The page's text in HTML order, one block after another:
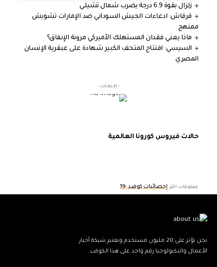
زلزال بقوة 6.9 درجة يضرب شمال تشيلي
قرقاش: ادعاءات الجيش السوداني ضد الإمارات تشويش
ممنهج
ماذا يعني فقدان المستهلك الأميركي مرونة الإنفاق؟
السيسي: افتتاح المتحف الكبير شهادة على عبقرية الإنسان
المصري
- الإعلانات -
حالات فيروس كورونا العالمية
معلومات اكثر:إحصائيات كوفيد -19
نحن نؤثر على 20 مليون مستخدم ونعتبر شبكة أخبار
الأعمال والتكنولوجيا رقم واحد على هذا الكوكب.